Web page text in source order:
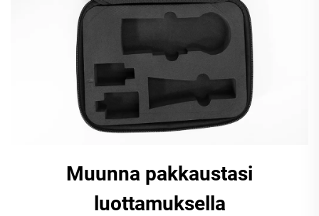
Muunna pakkaustasi
luottamuksella